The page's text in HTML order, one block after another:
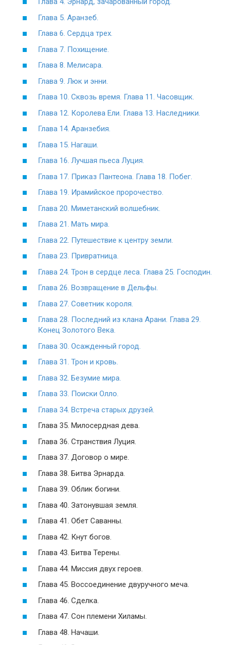
Глава 5. Аранзеб.
Глава 6. Сердца трех.
Глава 7. Похищение.
Глава 8. Мелисара.
Глава 9. Люк и энни.
Глава 10. Сквозь время. Глава 11. Часовщик.
Глава 12. Королева Ели. Глава 13. Наследники.
Глава 14. Аранзебия.
Глава 15. Нагаши.
Глава 16. Лучшая пьеса Луция.
Глава 17. Приказ Пантеона. Глава 18. Побег.
Глава 19. Ирамийское пророчество.
Глава 20. Миметанский волшебник.
Глава 21. Мать мира.
Глава 22. Путешествие к центру земли.
Глава 23. Привратница.
Глава 24. Трон в сердце леса. Глава 25. Господин.
Глава 26. Возвращение в Дельфы.
Глава 27. Советник короля.
Глава 28. Последний из клана Арани. Глава 29.
Конец Золотого Века.
Глава 30. Осажденный город.
Глава 31. Трон и кровь.
Глава 32. Безумие мира.
Глава 33. Поиски Олло.
Глава 34. Встреча старых друзей.
Глава 35. Милосердная дева.
Глава 36. Странствия Луция.
Глава 37. Договор о мире.
Глава 38. Битва Эрнарда.
Глава 39. Облик богини.
Глава 40. Затонувшая земля.
Глава 41. Обет Саванны.
Глава 42. Кнут богов.
Глава 43. Битва Терены.
Глава 44. Миссия двух героев.
Глава 45. Воссоединение двуручного меча.
Глава 46. Сделка.
Глава 47. Сон племени Хиламы.
Глава 48. Начаши.